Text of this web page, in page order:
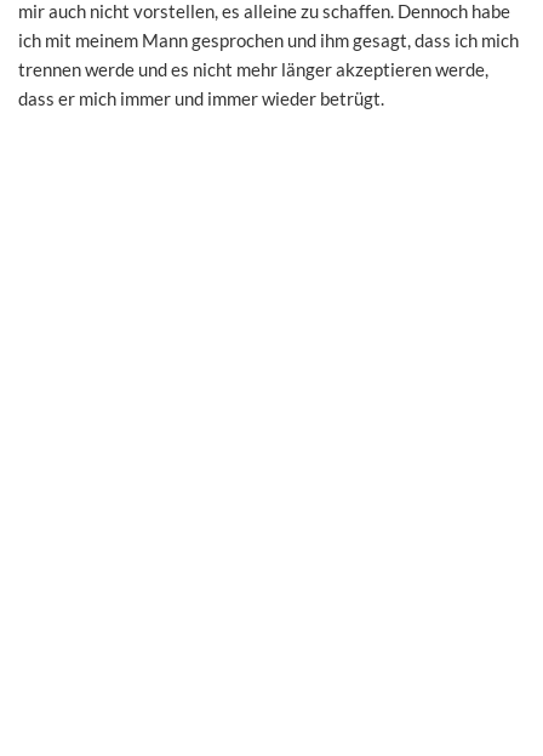
mir auch nicht vorstellen, es alleine zu schaffen. Dennoch habe
ich mit meinem Mann gesprochen und ihm gesagt, dass ich mich
trennen werde und es nicht mehr länger akzeptieren werde,
dass er mich immer und immer wieder betrügt.